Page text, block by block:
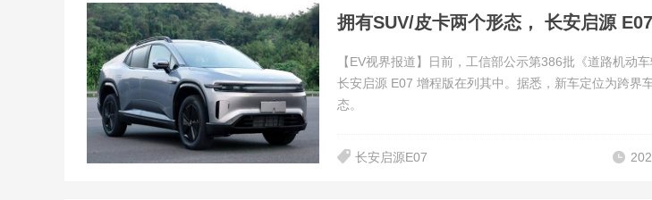
拥有SUV/皮卡两个形态， 长安启源
【EV视界报道】日前，工信部公示第386批《道路机动
长安启源 E07 增程版在列其中。据悉，新车定位为跨界
态。
长安启源E07